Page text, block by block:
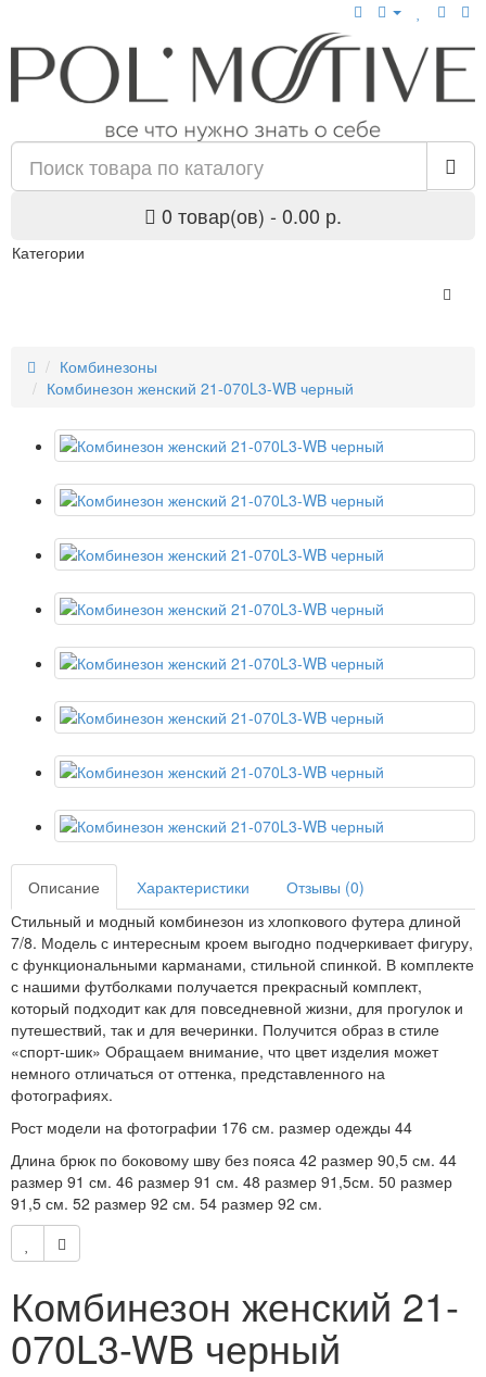
0 товар(ов) - 0.00 р.
Категории
Комбинезоны
Комбинезон женский 21-070L3-WB черный
Описание Характеристики
Отзывы (0)
Стильный и модный комбинезон из хлопкового футера длиной
7/8. Модель с интересным кроем выгодно подчеркивает фигуру,
с функциональными карманами, стильной спинкой. В комплекте
с нашими футболками получается прекрасный комплект,
который подходит как для повседневной жизни, для прогулок и
путешествий, так и для вечеринки. Получится образ в стиле
«спорт-шик» Обращаем внимание, что цвет изделия может
немного отличаться от оттенка, представленного на
фотографиях.
Рост модели на фотографии 176 см. размер одежды 44
Длина брюк по боковому шву без пояса 42 размер 90,5 см. 44
размер 91 см. 46 размер 91 см. 48 размер 91,5см. 50 размер
91,5 см. 52 размер 92 см. 54 размер 92 см.
Комбинезон женский 21-
070L3-WB черный